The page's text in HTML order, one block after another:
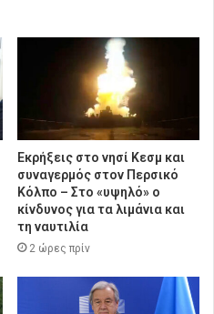
Εκρήξεις στο νησί Κεσμ και
συναγερμός στον Περσικό
Κόλπο – Στο «υψηλό» ο
κίνδυνος για τα λιμάνια και
τη ναυτιλία
2 ώρες πρίν